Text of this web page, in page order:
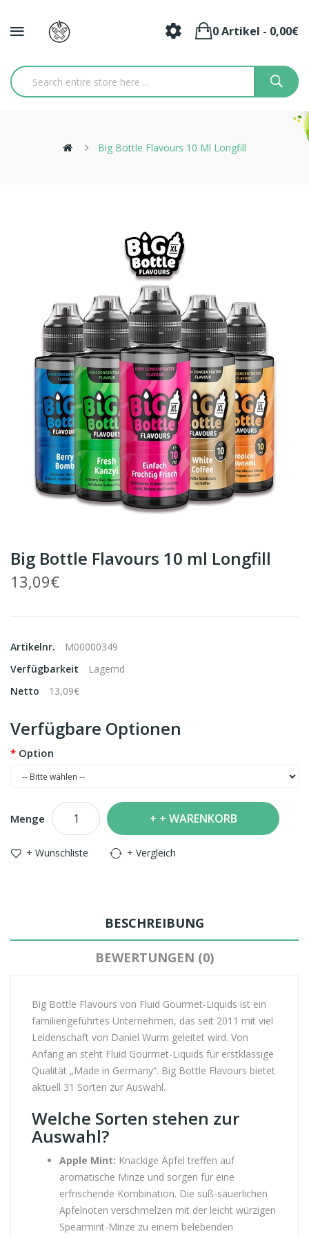
0 Artikel - 0,00€
Big Bottle Flavours 10 Ml Longfill
Big Bottle Flavours 10 ml Longfill
13,09€
Artikelnr.
M00000349
Verfügbarkeit
Lagernd
Netto
13,09€
Verfügbare Optionen
Option
Menge + WARENKORB
+ Wunschliste + Vergleich
BESCHREIBUNG
BEWERTUNGEN (0)
Big Bottle Flavours von Fluid Gourmet-Liquids ist ein
familiengeführtes Unternehmen, das seit 2011 mit viel
Leidenschaft von Daniel Wurm geleitet wird. Von
Anfang an steht Fluid Gourmet-Liquids für erstklassige
Qualität „Made in Germany“. Big Bottle Flavours bietet
aktuell 31 Sorten zur Auswahl.
Welche Sorten stehen zur
Auswahl?
Apple Mint: Knackige Äpfel treffen auf
aromatische Minze und sorgen für eine
erfrischende Kombination. Die süß-säuerlichen
Apfelnoten verschmelzen mit der leicht würzigen
Spearmint-Minze zu einem belebenden